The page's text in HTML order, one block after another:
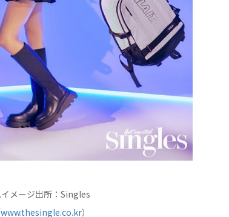
メージ出所：Singles
www.thesingle.co.kr）